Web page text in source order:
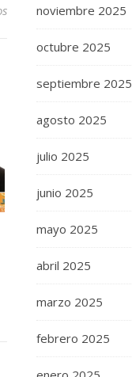
noviembre 2025
octubre 2025
septiembre 2025
agosto 2025
julio 2025
junio 2025
mayo 2025
abril 2025
marzo 2025
febrero 2025